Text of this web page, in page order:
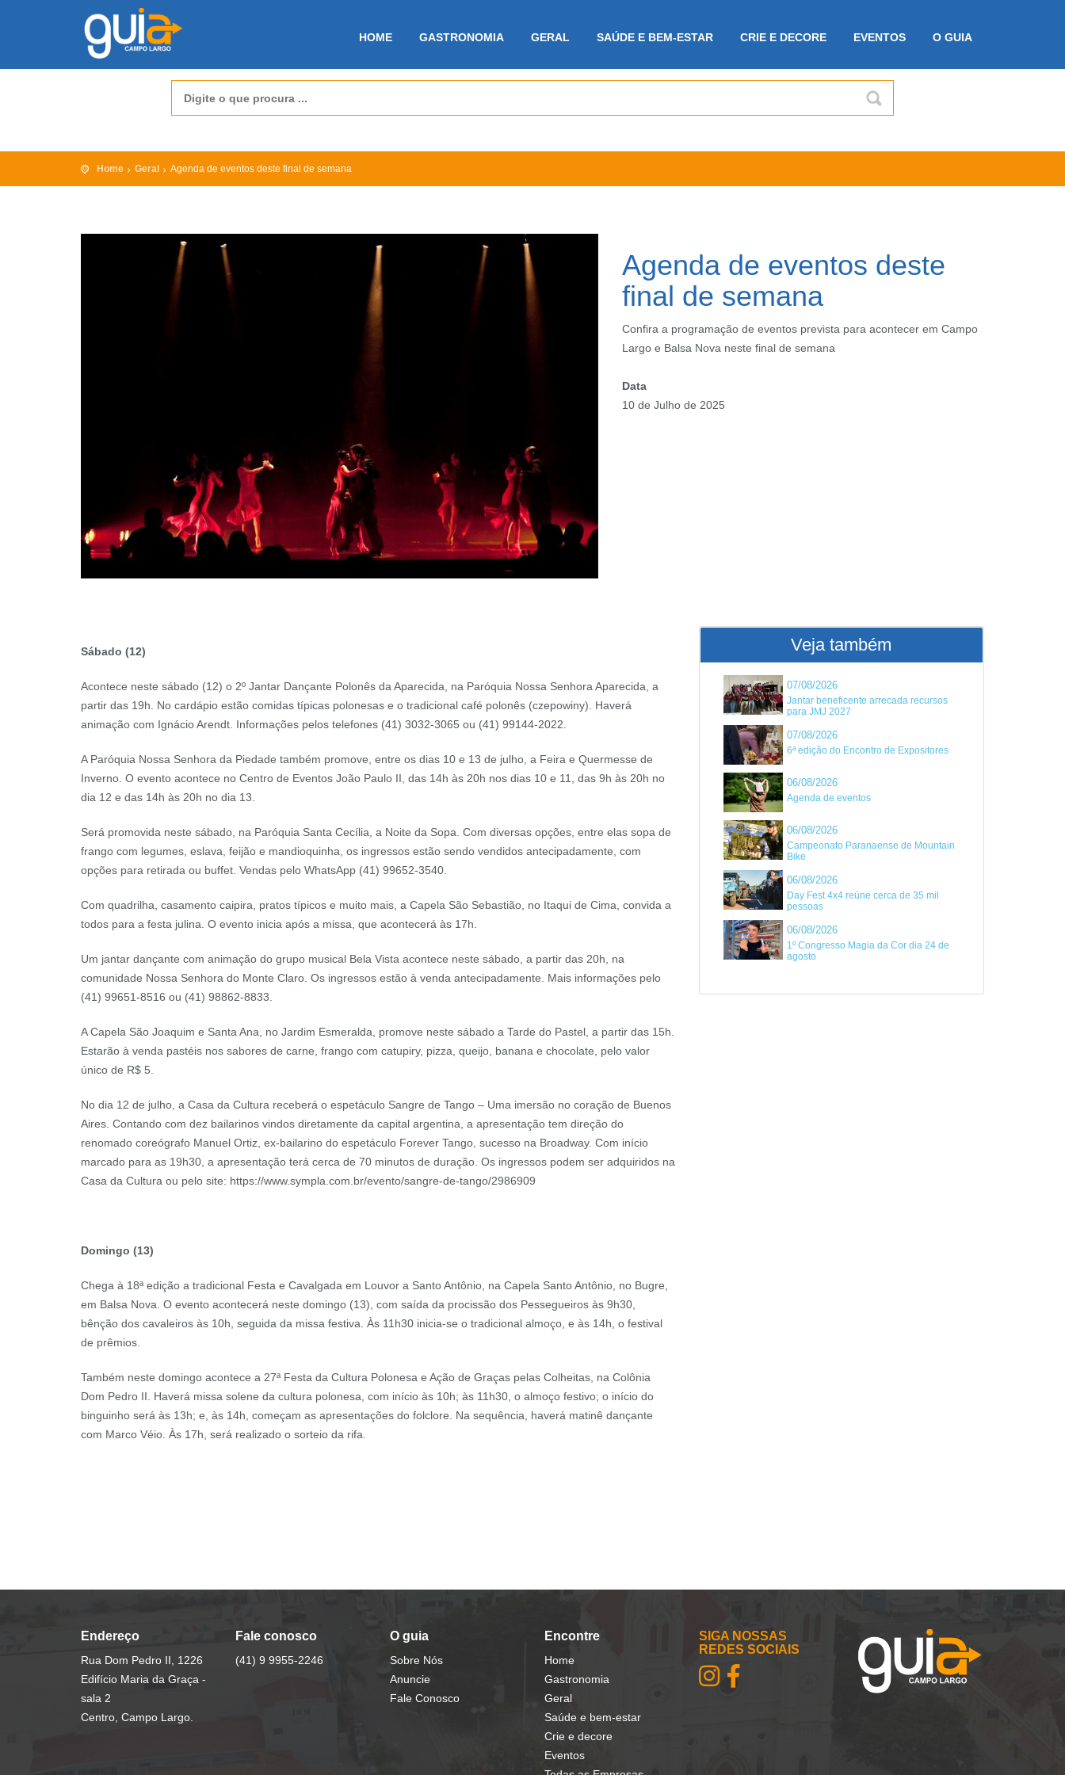
HOME GASTRONOMIA GERAL SAÚDE E BEM-ESTAR CRIE E DECORE EVENTOS O GUIA
Home Geral Agenda de eventos deste final de semana
Agenda de eventos deste
final de semana
Confira a programação de eventos prevista para acontecer em Campo
Largo e Balsa Nova neste final de semana
Data
10 de Julho de 2025
Sábado (12)
Acontece neste sábado (12) o 2º Jantar Dançante Polonês da Aparecida, na Paróquia Nossa Senhora Aparecida, a
partir das 19h. No cardápio estão comidas típicas polonesas e o tradicional café polonês (czepowiny). Haverá
animação com Ignácio Arendt. Informações pelos telefones (41) 3032-3065 ou (41) 99144-2022.
A Paróquia Nossa Senhora da Piedade também promove, entre os dias 10 e 13 de julho, a Feira e Quermesse de
Inverno. O evento acontece no Centro de Eventos João Paulo II, das 14h às 20h nos dias 10 e 11, das 9h às 20h no
dia 12 e das 14h às 20h no dia 13.
Será promovida neste sábado, na Paróquia Santa Cecília, a Noite da Sopa. Com diversas opções, entre elas sopa de
frango com legumes, eslava, feijão e mandioquinha, os ingressos estão sendo vendidos antecipadamente, com
opções para retirada ou buffet. Vendas pelo WhatsApp (41) 99652-3540.
Com quadrilha, casamento caipira, pratos típicos e muito mais, a Capela São Sebastião, no Itaqui de Cima, convida a
todos para a festa julina. O evento inicia após a missa, que acontecerá às 17h.
Um jantar dançante com animação do grupo musical Bela Vista acontece neste sábado, a partir das 20h, na
comunidade Nossa Senhora do Monte Claro. Os ingressos estão à venda antecipadamente. Mais informações pelo
(41) 99651-8516 ou (41) 98862-8833.
A Capela São Joaquim e Santa Ana, no Jardim Esmeralda, promove neste sábado a Tarde do Pastel, a partir das 15h.
Estarão à venda pastéis nos sabores de carne, frango com catupiry, pizza, queijo, banana e chocolate, pelo valor
único de R$ 5.
No dia 12 de julho, a Casa da Cultura receberá o espetáculo Sangre de Tango – Uma imersão no coração de Buenos
Aires. Contando com dez bailarinos vindos diretamente da capital argentina, a apresentação tem direção do
renomado coreógrafo Manuel Ortiz, ex-bailarino do espetáculo Forever Tango, sucesso na Broadway. Com início
marcado para as 19h30, a apresentação terá cerca de 70 minutos de duração. Os ingressos podem ser adquiridos na
Casa da Cultura ou pelo site: https://www.sympla.com.br/evento/sangre-de-tango/2986909
Domingo (13)
Chega à 18ª edição a tradicional Festa e Cavalgada em Louvor a Santo Antônio, na Capela Santo Antônio, no Bugre,
em Balsa Nova. O evento acontecerá neste domingo (13), com saída da procissão dos Pessegueiros às 9h30,
bênção dos cavaleiros às 10h, seguida da missa festiva. Às 11h30 inicia-se o tradicional almoço, e às 14h, o festival
de prêmios.
Também neste domingo acontece a 27ª Festa da Cultura Polonesa e Ação de Graças pelas Colheitas, na Colônia
Dom Pedro II. Haverá missa solene da cultura polonesa, com início às 10h; às 11h30, o almoço festivo; o início do
binguinho será às 13h; e, às 14h, começam as apresentações do folclore. Na sequência, haverá matinê dançante
com Marco Véio. Às 17h, será realizado o sorteio da rifa.
Veja também
07/08/2026
Jantar beneficente arrecada recursos
para JMJ 2027
07/08/2026
6ª edição do Encontro de Expositores
06/08/2026
Agenda de eventos
06/08/2026
Campeonato Paranaense de Mountain
Bike
06/08/2026
Day Fest 4x4 reúne cerca de 35 mil
pessoas
06/08/2026
1º Congresso Magia da Cor dia 24 de
agosto
Endereço
Rua Dom Pedro II, 1226
Edifício Maria da Graça -
sala 2
Centro, Campo Largo.
Fale conosco
(41) 9 9955-2246
O guia
Sobre Nós
Anuncie
Fale Conosco
Encontre
Home
Gastronomia
Geral
Saúde e bem-estar
Crie e decore
Eventos
SIGA NOSSAS
REDES SOCIAIS